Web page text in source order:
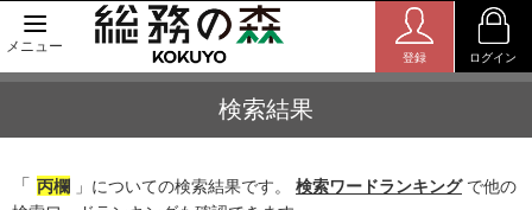
メニュー
登録 ログイン
検索結果
「 丙欄 」についての検索結果です。 検索ワードランキングで他の